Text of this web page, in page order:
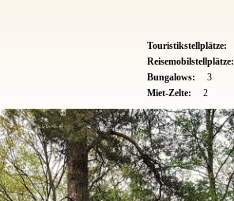
Touristikstellplätze:
Reisemobilstellplätze:
Bungalows:
3
Miet-Zelte: 2